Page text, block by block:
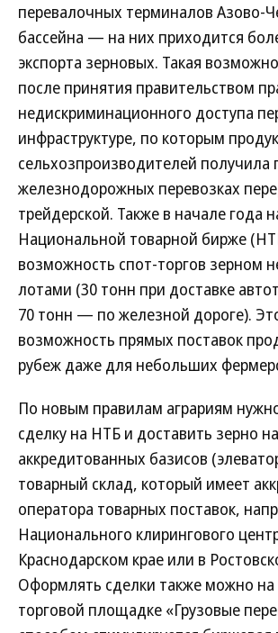
перевалочных терминалов Азово-
бассейна — на них приходится
экспорта зерновых. Такая
после принятия правительством
недискриминационного доступа
инфраструктуре, по которым
сельхозпроизводителей получила
железнодорожных перевозках
трейдерской. Также в начале года
Национальной товарной бирже
возможность спот-торгов зерном
лотами (30 тонн при доставке
70 тонн — по железной дороге).
возможность прямых поставок
рубеж даже для небольших
По новым правилам аграриям
сделку на НТБ и доставить зерно
аккредитованных базисов
товарный склад, который имеет
оператора товарных поставок,
Национального клирингового
Краснодарском крае или в
Оформлять сделки также можно на
торговой площадке «Грузовые